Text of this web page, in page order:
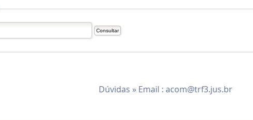
Dúvidas » Email : acom@trf3.jus.br